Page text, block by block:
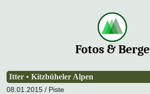
Fotos & Berge
Itter • Kitzbüheler Alpen
08.01.2015 / Piste